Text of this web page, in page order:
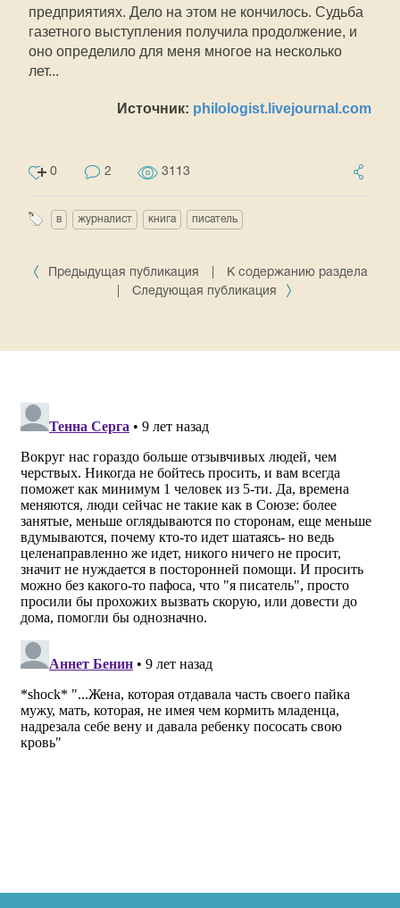
предприятиях. Дело на этом не кончилось. Судьба
газетного выступления получила продолжение, и
оно определило для меня многое на несколько
лет...
Источник: philologist.livejournal.com
0 2 3113
в журналист книга писатель
Предыдущая публикация
К содержанию раздела
Следующая публикация